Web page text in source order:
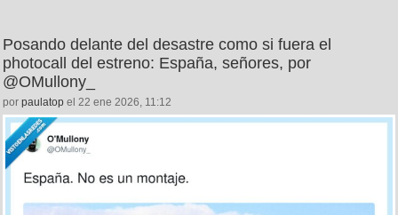
Posando delante del desastre como si fuera el
photocall del estreno: España, señores, por
@OMullony_
por paulatop el 22 ene 2026, 11:12